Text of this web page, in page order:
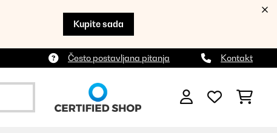
Kupite sada
Često postavljana pitanja Kontakt